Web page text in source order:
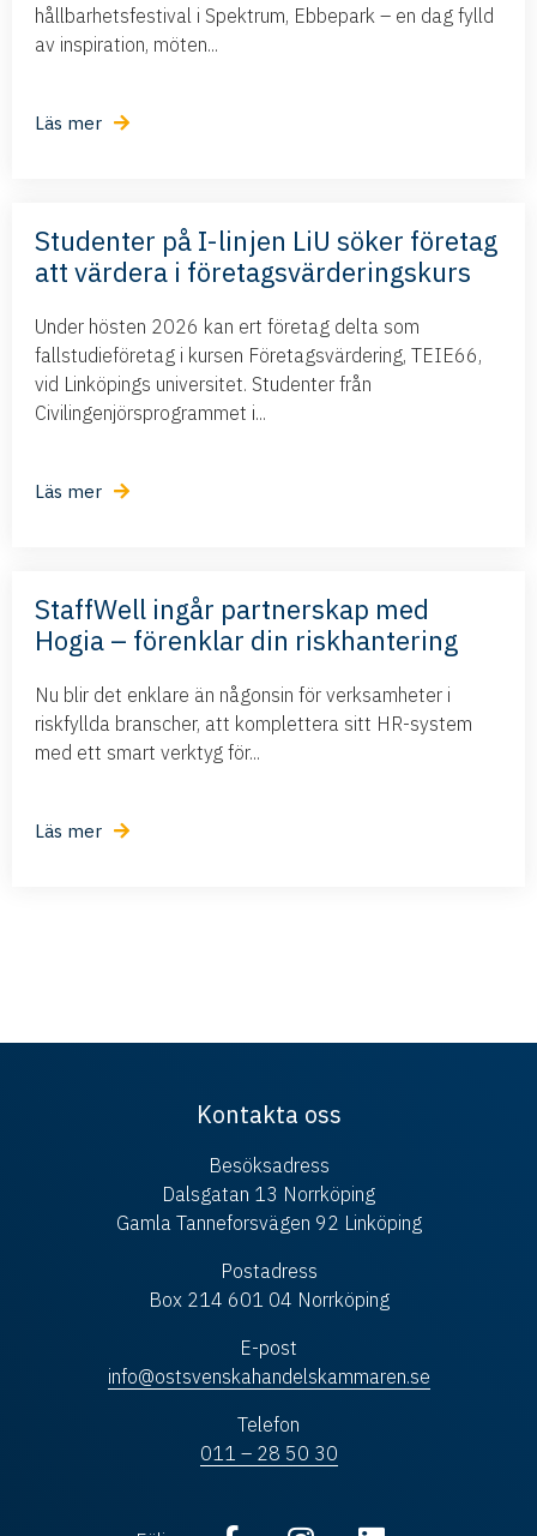
hållbarhetsfestival i Spektrum, Ebbepark – en dag fylld
av inspiration, möten...
Läs mer
Studenter på I-linjen LiU söker företag
att värdera i företagsvärderingskurs
Under hösten 2026 kan ert företag delta som
fallstudieföretag i kursen Företagsvärdering, TEIE66,
vid Linköpings universitet. Studenter från
Civilingenjörsprogrammet i...
Läs mer
StaffWell ingår partnerskap med
Hogia – förenklar din riskhantering
Nu blir det enklare än någonsin för verksamheter i
riskfyllda branscher, att komplettera sitt HR-system
med ett smart verktyg för...
Läs mer
Kontakta oss
Besöksadress
Dalsgatan 13 Norrköping
Gamla Tanneforsvägen 92 Linköping
Postadress
Box 214 601 04 Norrköping
E-post
info@ostsvenskahandelskammaren.se
Telefon
011 – 28 50 30